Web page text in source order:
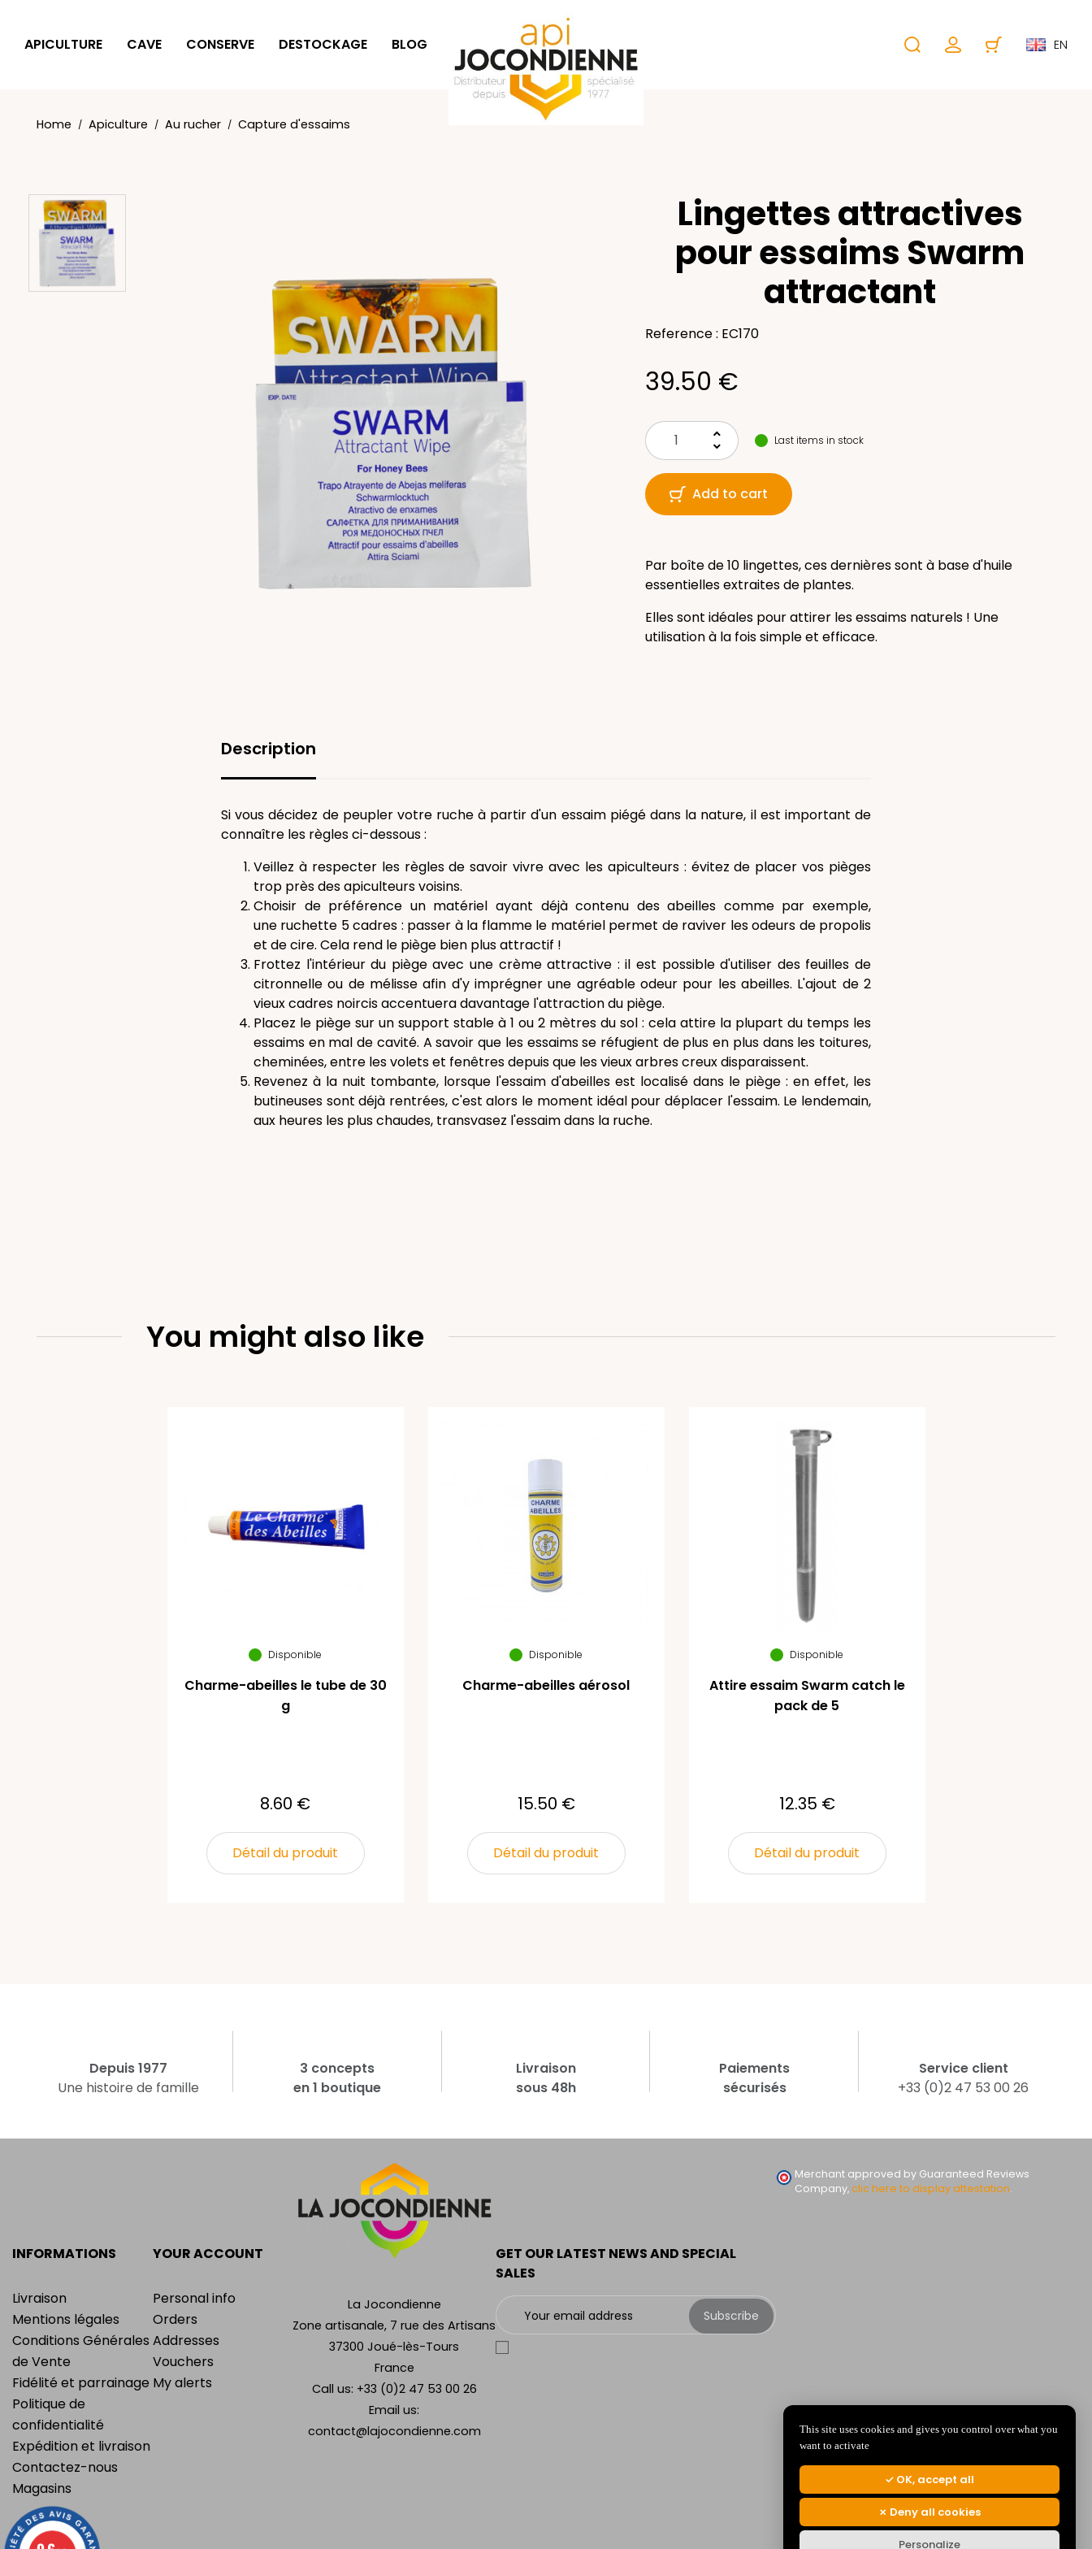
APICULTURE CAVE CONSERVE DESTOCKAGE BLOG IDÉES CADEAUX EN
Home Apiculture Au rucher Capture d'essaims
Lingettes attractives
pour essaims Swarm
attractant
Reference : EC170
39.50 €
keyboard_arrow_up
keyboard_arrow_down
Last items in stock
Add to cart
Par boîte de 10 lingettes, ces dernières sont à base d'huile
essentielles extraites de plantes.
Elles sont idéales pour attirer les essaims naturels ! Une
utilisation à la fois simple et efficace.
Description
Si vous décidez de peupler votre ruche à partir d'un essaim piégé dans la nature, il est important de
connaître les règles ci-dessous :
Veillez à respecter les règles de savoir vivre avec les apiculteurs : évitez de placer vos pièges
trop près des apiculteurs voisins.
Choisir de préférence un matériel ayant déjà contenu des abeilles comme par exemple,
une ruchette 5 cadres : passer à la flamme le matériel permet de raviver les odeurs de propolis
et de cire. Cela rend le piège bien plus attractif !
Frottez l'intérieur du piège avec une crème attractive : il est possible d'utiliser des feuilles de
citronnelle ou de mélisse afin d'y imprégner une agréable odeur pour les abeilles. L'ajout de 2
vieux cadres noircis accentuera davantage l'attraction du piège.
Placez le piège sur un support stable à 1 ou 2 mètres du sol : cela attire la plupart du temps les
essaims en mal de cavité. A savoir que les essaims se réfugient de plus en plus dans les toitures,
cheminées, entre les volets et fenêtres depuis que les vieux arbres creux disparaissent.
Revenez à la nuit tombante, lorsque l'essaim d'abeilles est localisé dans le piège : en effet, les
butineuses sont déjà rentrées, c'est alors le moment idéal pour déplacer l'essaim. Le lendemain,
aux heures les plus chaudes, transvasez l'essaim dans la ruche.
You might also like
Disponible
Charme-abeilles le tube de 30
g
8.60 €
Détail du produit
Disponible
Charme-abeilles aérosol
15.50 €
Détail du produit
Disponible
Attire essaim Swarm catch le
pack de 5
12.35 €
Détail du produit
Depuis 1977
Une histoire de famille
3 concepts
en 1 boutique
Livraison
sous 48h
Paiements
sécurisés
Service client
+33 (0)2 47 53 00 26
INFORMATIONS
Livraison
Mentions légales
Conditions Générales
de Vente
Fidélité et parrainage
Politique de
confidentialité
Expédition et livraison
Contactez-nous
Magasins
YOUR ACCOUNT
Personal info
Orders
Addresses
Vouchers
My alerts
La Jocondienne
Zone artisanale, 7 rue des Artisans
37300 Joué-lès-Tours
France
Call us: +33 (0)2 47 53 00 26
Email us:
contact@lajocondienne.com
GET OUR LATEST NEWS AND SPECIAL
SALES
Subscribe
Merchant approved by Guaranteed Reviews
Company,clic here to display attestation.
This site uses cookies and gives you control over what you
want to activate
OK, accept all
Deny all cookies
Personalize